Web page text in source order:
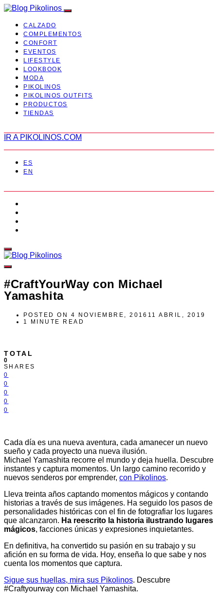
CALZADO
COMPLEMENTOS
CONFORT
EVENTOS
LIFESTYLE
LOOKBOOK
MODA
PIKOLINOS
PIKOLINOS OUTFITS
PRODUCTOS
TIENDAS
IR A PIKOLINOS.COM
ES
EN
#CraftYourWay con Michael
Yamashita
POSTED ON 4 NOVIEMBRE, 2016 11 ABRIL, 2019
1 MINUTE READ
TOTAL
0
SHARES
0
0
0
0
0
Cada día es una nueva aventura, cada amanecer un nuevo
sueño y cada proyecto una nueva ilusión.
Michael Yamashita recorre el mundo y deja huella. Descubre
instantes y captura momentos. Un largo camino recorrido y
nuevos senderos por emprender, con Pikolinos.
Lleva treinta años captando momentos mágicos y contando
historias a través de sus imágenes. Ha seguido los pasos de
personalidades históricas con el fin de fotografiar los lugares
que alcanzaron. Ha reescrito la historia ilustrando lugares
mágicos, facciones únicas y expresiones inquietantes.
En definitiva, ha convertido su pasión en su trabajo y su
afición en su forma de vida. Hoy, enseña lo que sabe y nos
cuenta los momentos que captura.
Sigue sus huellas, mira sus Pikolinos. Descubre
#Craftyourway con Michael Yamashita.